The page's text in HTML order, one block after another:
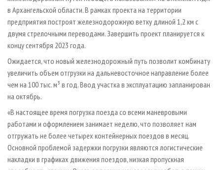
ПРОИЗВОДСТВО МЕБЕЛИ
БИОЭНЕРГЕТИКА
ЦБП
ИНСТРУМЕНТ И МАТЕРИАЛЫ
ПРИОРИТЕТНЫЕ ИНВЕСТПРОЕКТЫ
RUSSIAN FORESTRY REVIEW
ГАЗЕТА ЛЕСПРОМФОРУМ
БИБЛИОТЕКА СПЕЦИАЛИСТА
в Архангельской области. В рамках проекта на территории
предприятия построят железнодорожную ветку длиной 1,2 км с
двумя стрелочными переводами. Завершить проект планируется к
концу сентября 2023 года.
Ожидается, что новый железнодорожный путь позволит комбинату
увеличить объем отгрузки на дальневосточное направление более
чем на 100 тыс. м³ в год. Ввод участка в эксплуатацию запланирован
на октябрь.
«В настоящее время погрузка поезда со всеми маневровыми
работами и оформлением занимает неделю, что позволяет нам
отгружать не более четырех контейнерных поездов в месяц.
Основной проблемой задержки погрузки являются логистические
накладки в графиках движения поездов, низкая пропускная